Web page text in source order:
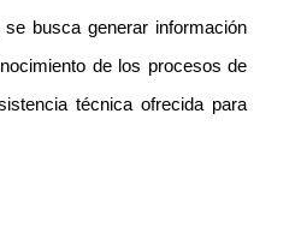
busca generar información
de los procesos de
técnica ofrecida para